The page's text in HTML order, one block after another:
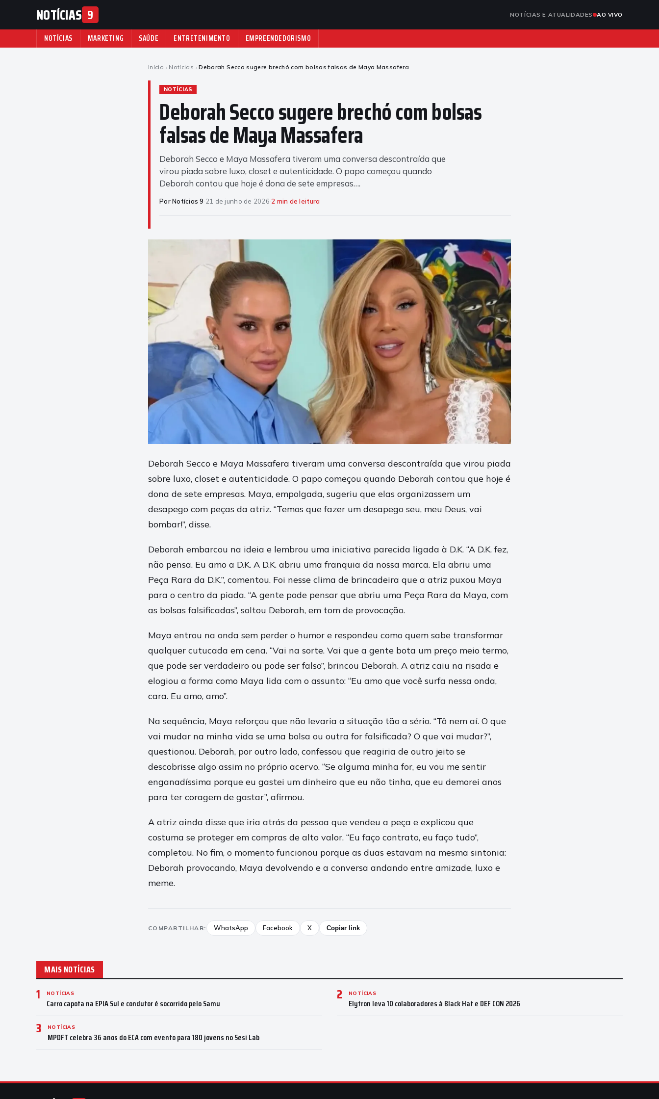
NOTÍCIAS 9 NOTÍCIAS E ATUALIDADES AO VIVO
NOTÍCIAS MARKETING SAÚDE ENTRETENIMENTO EMPREENDEDORISMO
Início › Notícias › Deborah Secco sugere brechó com bolsas falsas de Maya Massafera
NOTÍCIAS
Deborah Secco sugere brechó com bolsas
falsas de Maya Massafera
Deborah Secco e Maya Massafera tiveram uma conversa descontraída que
virou piada sobre luxo, closet e autenticidade. O papo começou quando
Deborah contou que hoje é dona de sete empresas….
Por Notícias 9·21 de junho de 2026·2 min de leitura
Deborah Secco e Maya Massafera tiveram uma conversa descontraída que virou piada
sobre luxo, closet e autenticidade. O papo começou quando Deborah contou que hoje é
dona de sete empresas. Maya, empolgada, sugeriu que elas organizassem um
desapego com peças da atriz. “Temos que fazer um desapego seu, meu Deus, vai
bombar!”, disse.
Deborah embarcou na ideia e lembrou uma iniciativa parecida ligada à D.K. “A D.K. fez,
não pensa. Eu amo a D.K. A D.K. abriu uma franquia da nossa marca. Ela abriu uma
Peça Rara da D.K.”, comentou. Foi nesse clima de brincadeira que a atriz puxou Maya
para o centro da piada. “A gente pode pensar que abriu uma Peça Rara da Maya, com
as bolsas falsificadas”, soltou Deborah, em tom de provocação.
Maya entrou na onda sem perder o humor e respondeu como quem sabe transformar
qualquer cutucada em cena. “Vai na sorte. Vai que a gente bota um preço meio termo,
que pode ser verdadeiro ou pode ser falso”, brincou Deborah. A atriz caiu na risada e
elogiou a forma como Maya lida com o assunto: “Eu amo que você surfa nessa onda,
cara. Eu amo, amo”.
Na sequência, Maya reforçou que não levaria a situação tão a sério. “Tô nem aí. O que
vai mudar na minha vida se uma bolsa ou outra for falsificada? O que vai mudar?”,
questionou. Deborah, por outro lado, confessou que reagiria de outro jeito se
descobrisse algo assim no próprio acervo. “Se alguma minha for, eu vou me sentir
enganadíssima porque eu gastei um dinheiro que eu não tinha, que eu demorei anos
para ter coragem de gastar”, afirmou.
A atriz ainda disse que iria atrás da pessoa que vendeu a peça e explicou que
costuma se proteger em compras de alto valor. “Eu faço contrato, eu faço tudo”,
completou. No fim, o momento funcionou porque as duas estavam na mesma sintonia:
Deborah provocando, Maya devolvendo e a conversa andando entre amizade, luxo e
meme.
COMPARTILHAR: WhatsApp Facebook X Copiar link
MAIS NOTÍCIAS
1 NOTÍCIAS
Carro capota na EPIA Sul e condutor é socorrido pelo Samu 2 NOTÍCIAS
Elytron leva 10 colaboradores à Black Hat e DEF CON 2026
3 NOTÍCIAS
MPDFT celebra 36 anos do ECA com evento para 180 jovens no Sesi Lab